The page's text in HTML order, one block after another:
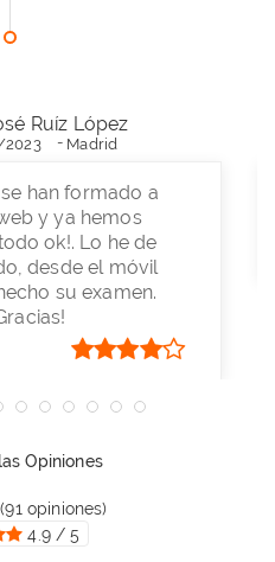
Ruíz López
- Madrid
han formado a
y ya hemos
ok!. Lo he de
desde el móvil
su examen.
Opiniones
(91 opiniones)
4.9/5